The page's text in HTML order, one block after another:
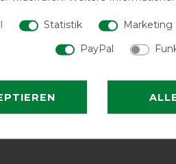
Statistik Marketing
PayPal